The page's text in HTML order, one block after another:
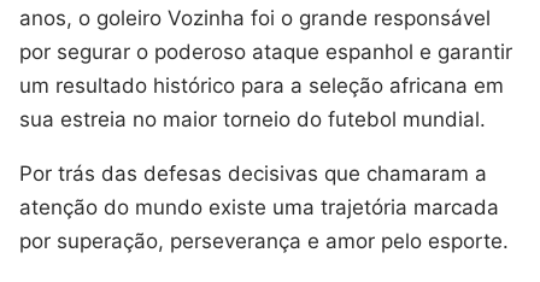
anos, o goleiro Vozinha foi o grande responsável
por segurar o poderoso ataque espanhol e garantir
um resultado histórico para a seleção africana em
sua estreia no maior torneio do futebol mundial.
Por trás das defesas decisivas que chamaram a
atenção do mundo existe uma trajetória marcada
por superação, perseverança e amor pelo esporte.